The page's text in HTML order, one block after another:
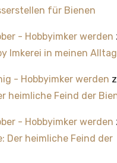
für Bienen
- Hobbyimker werden
Imkerei in meinen Alltag
- Hobbyimker werden
heimliche Feind der
- Hobbyimker werden
Der heimliche Feind der